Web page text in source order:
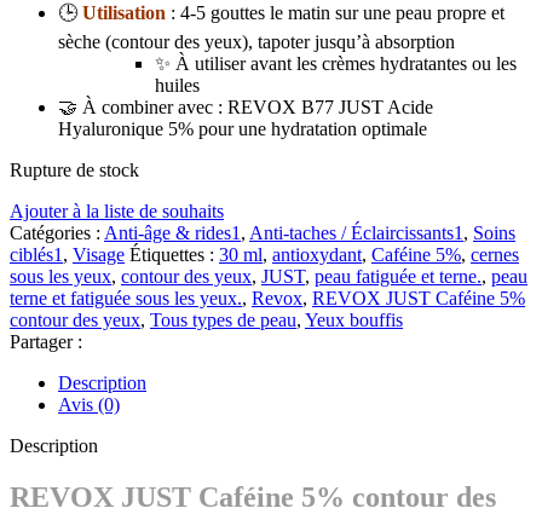
🕒 Utilisation : 4-5 gouttes le matin sur une peau propre et
sèche (contour des yeux), tapoter jusqu’à absorption
✨ À utiliser avant les crèmes hydratantes ou les
huiles
🤝 À combiner avec : REVOX B77 JUST Acide
Hyaluronique 5% pour une hydratation optimale
Rupture de stock
Ajouter à la liste de souhaits
Catégories : Anti-âge & rides1 , Anti-taches / Éclaircissants1 , Soins
ciblés1 , Visage Étiquettes : 30 ml, antioxydant, Caféine 5%, cernes
sous les yeux, contour des yeux, JUST, peau fatiguée et terne., peau
terne et fatiguée sous les yeux., Revox, REVOX JUST Caféine 5%
contour des yeux, Tous types de peau, Yeux bouffis
Partager :
Description
Avis (0)
Description
REVOX JUST Caféine 5% contour des